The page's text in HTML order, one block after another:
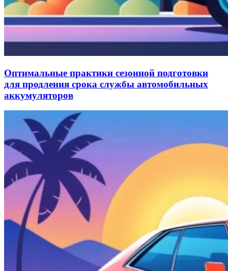
Оптимальные практики сезонной подготовки
для продления срока службы автомобильных
аккумуляторов